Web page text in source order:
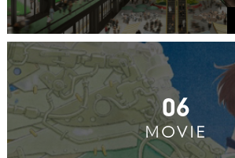
06
MOVIE